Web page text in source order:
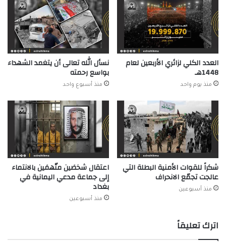
العدد الكلي لزائري الأربعين لعام
1448هـ
منذ يوم واحد
نسأل الله تعالى أن يتغمد الشهداء
بواسع رحمته
منذ أسبوع واحد
شكراً للقوات الأمنية البطلة التي
عالجت تجمّع الانحراف
منذ أسبوعين
اعتقال شخصَين متّهمَين بالانتماء
إلى جماعة مدعي اليمانية في
بغداد
منذ أسبوعين
اترك تعليقاً